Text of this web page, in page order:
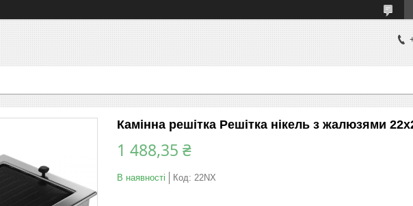
Камінна решітка Решітка нікель з жалюзями
1 488,35 ₴
В наявності Код: 22NX